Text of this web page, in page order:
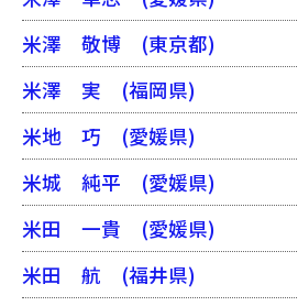
米澤 敬博(東京都)
米澤 実 (福岡県)
米地 巧 (愛媛県)
米城 純平 (愛媛県)
米田 一貴 (愛媛県)
米田 航 (福井県)